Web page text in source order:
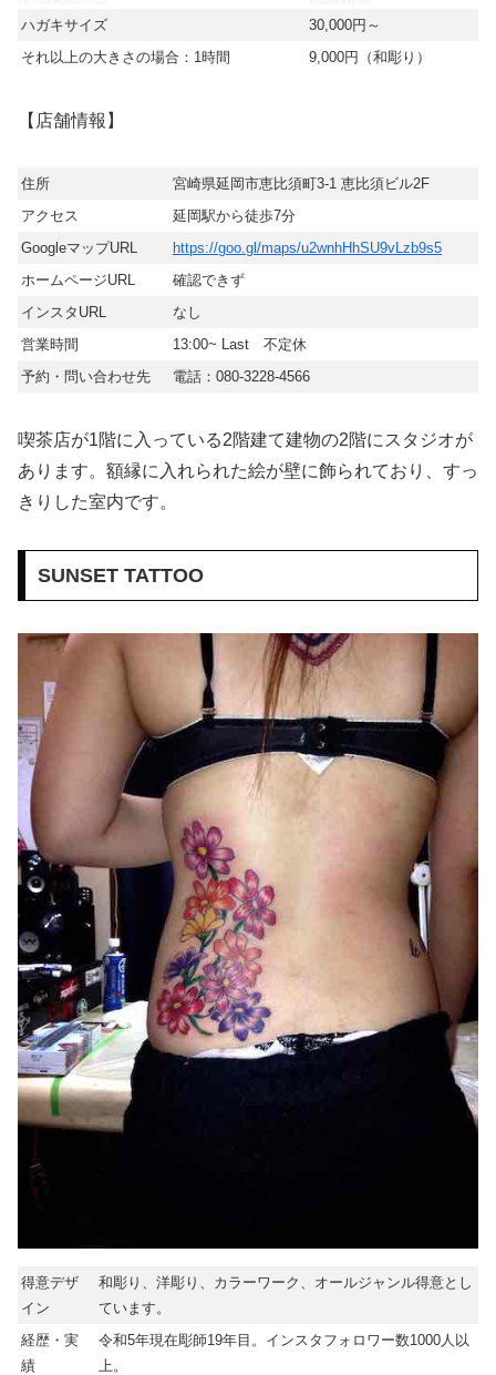
ハガキサイズ
30,000円～
それ以上の大きさの場合：1時間
9,000円（和彫り）
【店舗情報】
住所
宮崎県延岡市恵比須町3-1 恵比須ビル2F
アクセス
延岡駅から徒歩7分
GoogleマップURL
https://goo.gl/maps/u2wnhHhSU9vLzb9s5
ホームページURL
確認できず
インスタURL
なし
営業時間
13:00~ Last 不定休
予約・問い合わせ先
電話：080-3228-4566
喫茶店が1階に入っている2階建て建物の2階にスタジオが
あります。額縁に入れられた絵が壁に飾られており、すっ
きりした室内です。
SUNSET TATTOO
得意デザ
イン
和彫り、洋彫り、カラーワーク、オールジャンル得意とし
ています。
経歴・実
績
令和5年現在彫師19年目。インスタフォロワー数1000人以
上。